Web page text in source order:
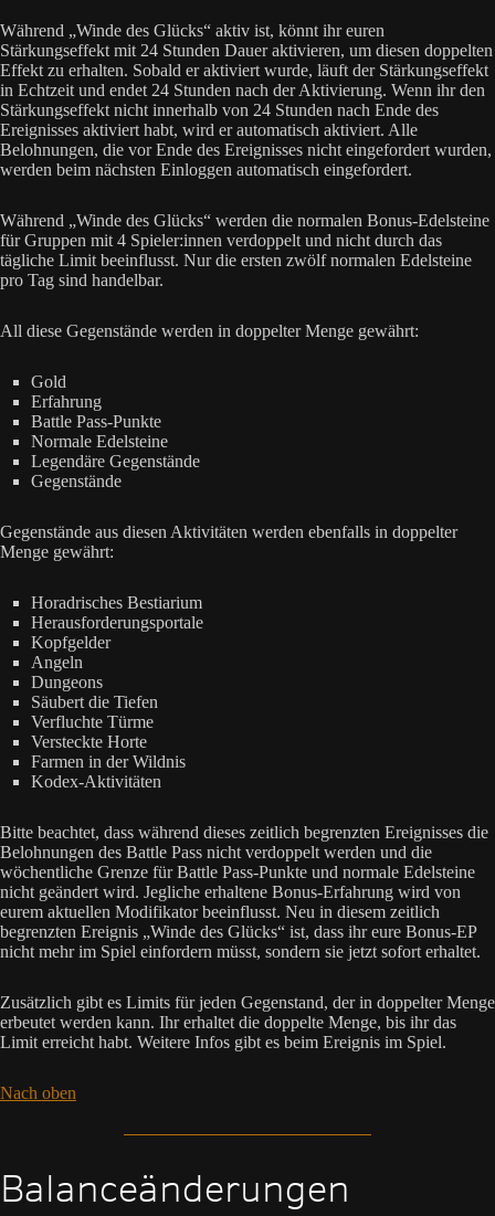
Während „Winde des Glücks“ aktiv ist, könnt ihr euren
Stärkungseffekt mit 24 Stunden Dauer aktivieren, um diesen doppelten
Effekt zu erhalten. Sobald er aktiviert wurde, läuft der Stärkungseffekt
in Echtzeit und endet 24 Stunden nach der Aktivierung. Wenn ihr den
Stärkungseffekt nicht innerhalb von 24 Stunden nach Ende des
Ereignisses aktiviert habt, wird er automatisch aktiviert. Alle
Belohnungen, die vor Ende des Ereignisses nicht eingefordert wurden,
werden beim nächsten Einloggen automatisch eingefordert.
Während „Winde des Glücks“ werden die normalen Bonus-Edelsteine
für Gruppen mit 4 Spieler:innen verdoppelt und nicht durch das
tägliche Limit beeinflusst. Nur die ersten zwölf normalen Edelsteine
pro Tag sind handelbar.
All diese Gegenstände werden in doppelter Menge gewährt:
Gold
Erfahrung
Battle Pass-Punkte
Normale Edelsteine
Legendäre Gegenstände
Gegenstände
Gegenstände aus diesen Aktivitäten werden ebenfalls in doppelter
Menge gewährt:
Horadrisches Bestiarium
Herausforderungsportale
Kopfgelder
Angeln
Dungeons
Säubert die Tiefen
Verfluchte Türme
Versteckte Horte
Farmen in der Wildnis
Kodex-Aktivitäten
Bitte beachtet, dass während dieses zeitlich begrenzten Ereignisses die
Belohnungen des Battle Pass nicht verdoppelt werden und die
wöchentliche Grenze für Battle Pass-Punkte und normale Edelsteine
nicht geändert wird. Jegliche erhaltene Bonus-Erfahrung wird von
eurem aktuellen Modifikator beeinflusst. Neu in diesem zeitlich
begrenzten Ereignis „Winde des Glücks“ ist, dass ihr eure Bonus-EP
nicht mehr im Spiel einfordern müsst, sondern sie jetzt sofort erhaltet.
Zusätzlich gibt es Limits für jeden Gegenstand, der in doppelter Menge
erbeutet werden kann. Ihr erhaltet die doppelte Menge, bis ihr das
Limit erreicht habt. Weitere Infos gibt es beim Ereignis im Spiel.
Nach oben
Balanceänderungen